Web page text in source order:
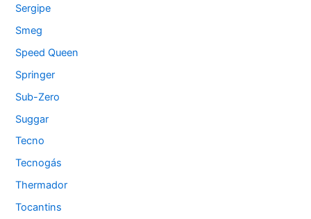
Sergipe
Smeg
Speed Queen
Springer
Sub-Zero
Suggar
Tecno
Tecnogás
Thermador
Tocantins